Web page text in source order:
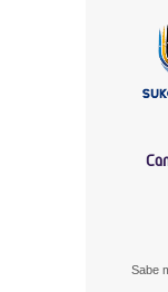
Sabe